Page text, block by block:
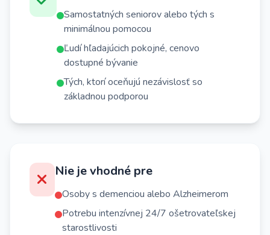
Samostatných seniorov alebo tých s
minimálnou pomocou
Ľudí hľadajúcich pokojné, cenovo
dostupné bývanie
Tých, ktorí oceňujú nezávislosť so
základnou podporou
Nie je vhodné pre
Osoby s demenciou alebo Alzheimerom
Potrebu intenzívnej 24/7 ošetrovateľskej
starostlivosti